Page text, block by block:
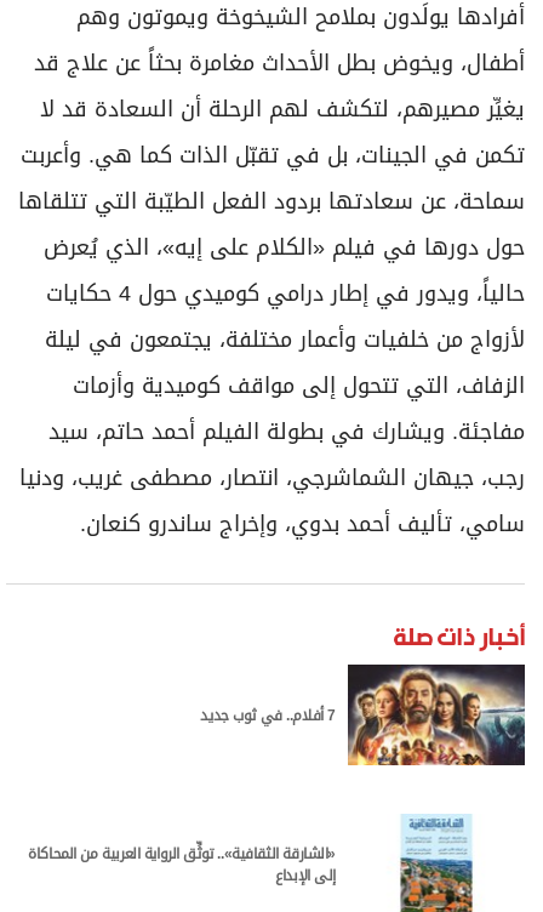
أفرادها يولَدون بملامح الشيخوخة ويموتون وهم
أطفال، ويخوض بطل الأحداث مغامرة بحثاً عن علاج قد
يغيِّر مصيرهم، لتكشف لهم الرحلة أن السعادة قد لا
تكمن في الجينات، بل في تقبّل الذات كما هي. وأعربت
سماحة، عن سعادتها بردود الفعل الطيّبة التي تتلقاها
حول دورها في فيلم «الكلام على إيه»، الذي يُعرض
حالياً، ويدور في إطار درامي كوميدي حول 4 حكايات
لأزواج من خلفيات وأعمار مختلفة، يجتمعون في ليلة
الزفاف، التي تتحول إلى مواقف كوميدية وأزمات
مفاجئة. ويشارك في بطولة الفيلم أحمد حاتم، سيد
رجب، جيهان الشماشرجي، انتصار، مصطفى غريب، ودنيا
سامي، تأليف أحمد بدوي، وإخراج ساندرو كنعان.
أخبار ذات صلة
7 أفلام.. في ثوب جديد
«الشارقة الثقافية».. توثِّق الرواية العربية من المحاكاة
إلى الإبداع